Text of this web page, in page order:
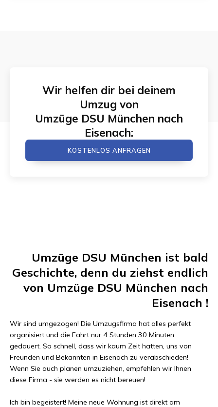
Wir helfen dir bei deinem
Umzug von
Umzüge DSU München nach
Eisenach:
KOSTENLOS ANFRAGEN
Umzüge DSU München ist bald
Geschichte, denn du ziehst endlich
von Umzüge DSU München nach
Eisenach !
Wir sind umgezogen! Die Umzugsfirma hat alles perfekt
organisiert und die Fahrt nur 4 Stunden 30 Minuten
gedauert. So schnell, dass wir kaum Zeit hatten, uns von
Freunden und Bekannten in Eisenach zu verabschieden!
Wenn Sie auch planen umzuziehen, empfehlen wir Ihnen
diese Firma - sie werden es nicht bereuen!
Ich bin begeistert! Meine neue Wohnung ist direkt am